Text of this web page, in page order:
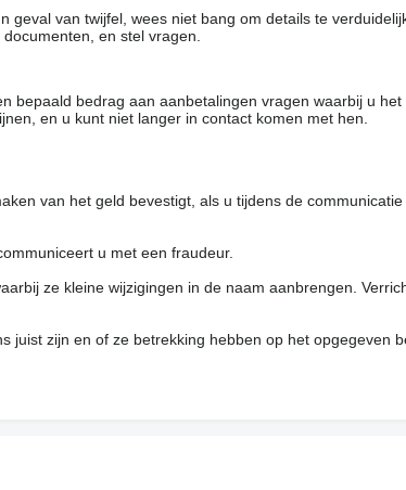
van twijfel, wees niet bang om details te
en stel vragen.
bepaald bedrag aan aanbetalingen vragen waarbij u het
en u kunt niet langer in contact komen met hen.
van het geld bevestigt, als u tijdens de
u met een fraudeur.
ze kleine wijzigingen in de naam aanbrengen.
zijn en of ze betrekking hebben op het opgegeven